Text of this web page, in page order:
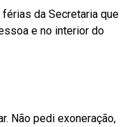
da Secretaria que
e no interior do
Não pedi exoneração,